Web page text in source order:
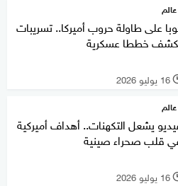
عالم
على طاولة حروب أميركا.. تسريبات
خططا عسكرية
16 يوليو 2026
عالم
يشعل التكهنات.. أهداف أميركية
قلب صحراء صينية
16 يوليو 2026